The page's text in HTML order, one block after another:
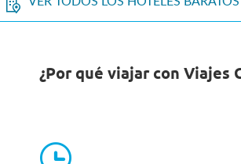
¿Por qué viajar con Viajes